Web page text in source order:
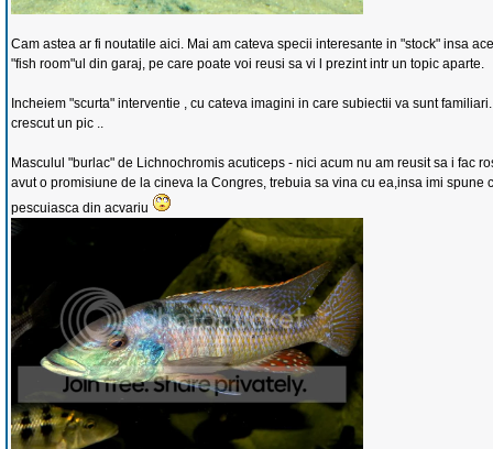
Cam astea ar fi noutatile aici. Mai am cateva specii interesante in "stock" insa
"fish room"ul din garaj, pe care poate voi reusi sa vi l prezint intr un topic aparte.
Incheiem "scurta" interventie , cu cateva imagini in care subiectii va sunt
crescut un pic ..
Masculul "burlac" de Lichnochromis acuticeps - nici acum nu am reusit sa i fac
avut o promisiune de la cineva la Congres, trebuia sa vina cu ea,insa imi spune
pescuiasca din acvariu